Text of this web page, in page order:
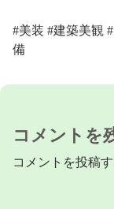
#美装 #建築美観
備
コメントを
コメントを投稿